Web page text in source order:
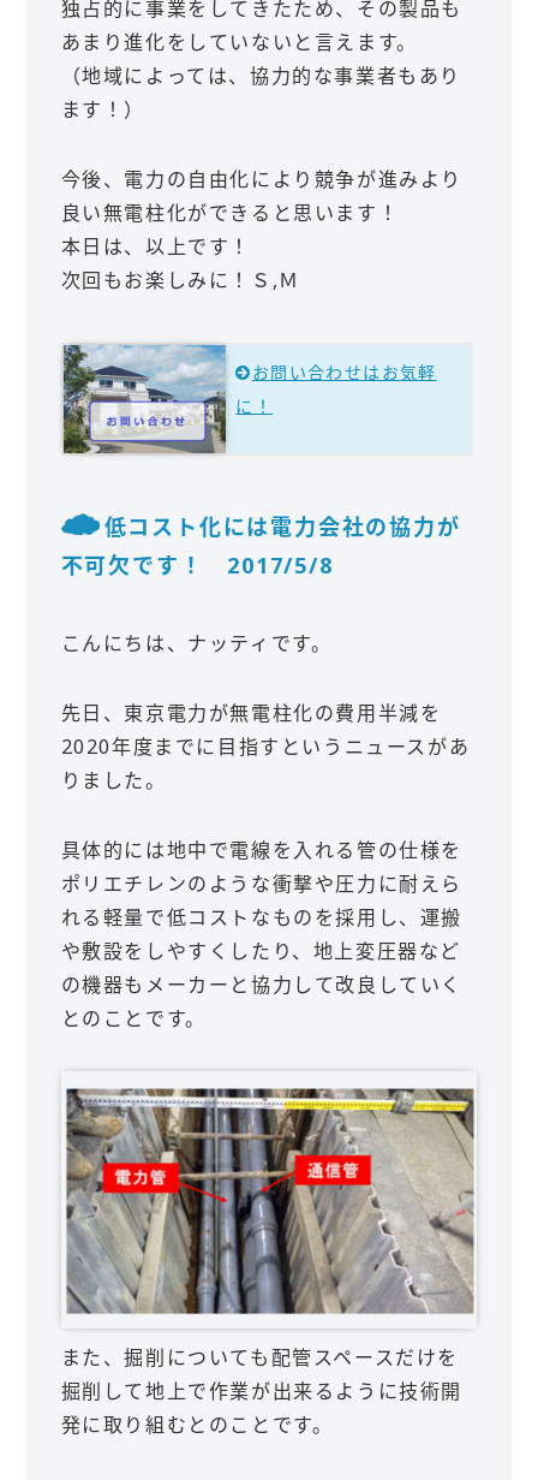
独占的に事業をしてきたため、その製品も
あまり進化をしていないと言えます。
（地域によっては、協力的な事業者もあり
ます！）
今後、電力の自由化により競争が進みより
良い無電柱化ができると思います！
本日は、以上です！
次回もお楽しみに！Ｓ,Ｍ
お問い合わせはお気軽
に！
低コスト化には電力会社の協力が
不可欠です！ 2017/5/8
こんにちは、ナッティです。
先日、東京電力が無電柱化の費用半減を
2020年度までに目指すというニュースがあ
りました。
具体的には地中で電線を入れる管の仕様を
ポリエチレンのような衝撃や圧力に耐えら
れる軽量で低コストなものを採用し、運搬
や敷設をしやすくしたり、地上変圧器など
の機器もメーカーと協力して改良していく
とのことです。
また、掘削についても配管スペースだけを
掘削して地上で作業が出来るように技術開
発に取り組むとのことです。